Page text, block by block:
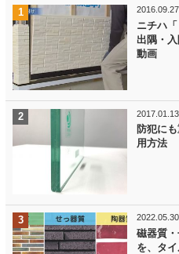
2016.09.27
ニチハ
出隅・
動画
2017.01.13
防犯に
用方法
2022.05.30
磁器質
を、タ